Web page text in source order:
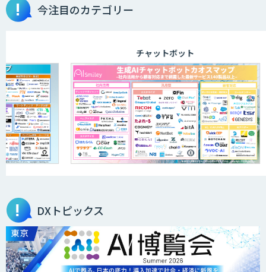
今注目のカテゴリー
チャットボット
DXトピックス